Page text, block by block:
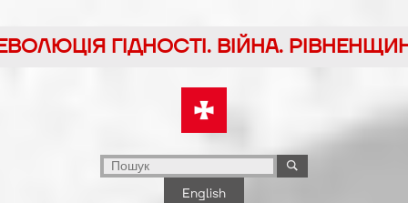
ГІДНОСТІ. ВІЙНА.
English